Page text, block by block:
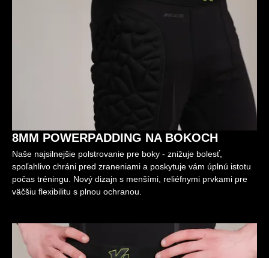
8MM POWERPADDING NA BOKOCH
Naše najsilnejšie polstrovanie pre boky - znižuje bolesť,
spoľahlivo chráni pred zraneniami a poskytuje vám úplnú istotu
počas tréningu. Nový dizajn s menšími, reliéfnymi prvkami pre
väčšiu flexibilitu s plnou ochranou.